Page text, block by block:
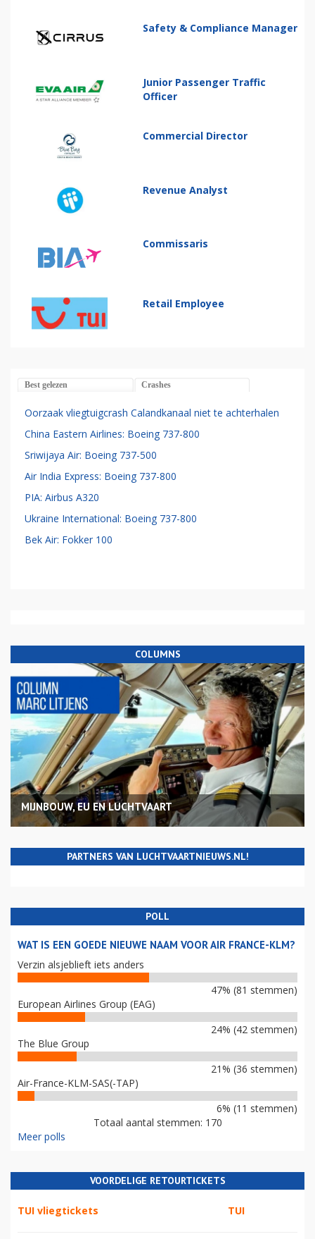
Safety & Compliance Manager
Junior Passenger Traffic
Officer
Commercial Director
Revenue Analyst
Commissaris
Retail Employee
Best gelezen Crashes
Oorzaak vliegtuigcrash Calandkanaal niet te achterhalen
China Eastern Airlines: Boeing 737-800
Sriwijaya Air: Boeing 737-500
Air India Express: Boeing 737-800
PIA: Airbus A320
Ukraine International: Boeing 737-800
Bek Air: Fokker 100
COLUMNS
MIJNBOUW, EU EN LUCHTVAART
PARTNERS VAN LUCHTVAARTNIEUWS.NL!
POLL
WAT IS EEN GOEDE NIEUWE NAAM VOOR AIR FRANCE-KLM?
Verzin alsjeblieft iets anders
47% (81 stemmen)
European Airlines Group (EAG)
24% (42 stemmen)
The Blue Group
21% (36 stemmen)
Air-France-KLM-SAS(-TAP)
6% (11 stemmen)
Totaal aantal stemmen: 170
Meer polls
VOORDELIGE RETOURTICKETS
TUI vliegtickets TUI